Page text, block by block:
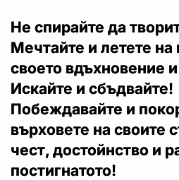
Не спирайте да
Мечтайте и летете на
своето вдъхновение
Искайте и сбъдвайте!
Побеждавайте и
върховете на своите
чест, достойнство и
постигнатото!